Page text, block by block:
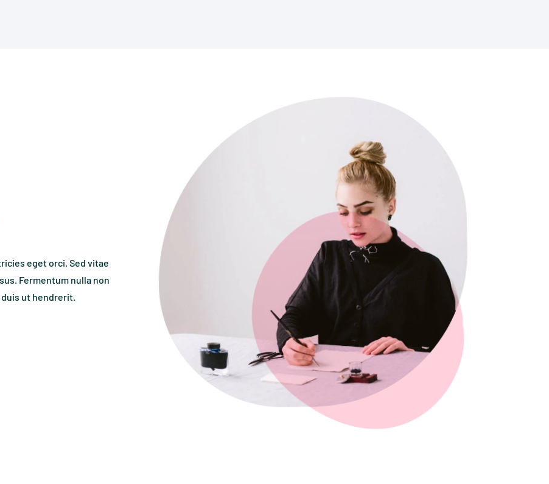
eget orci. Sed vitae
Fermentum nulla non
ut hendrerit.